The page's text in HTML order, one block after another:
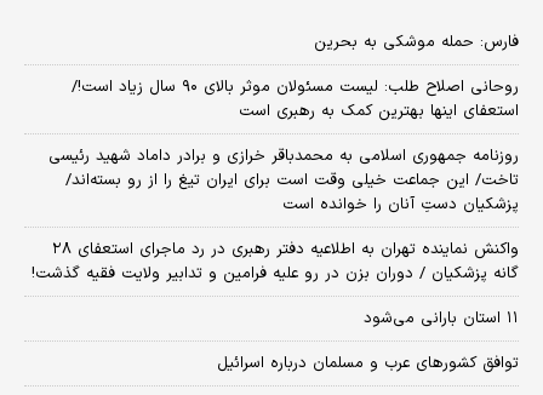
فارس: حمله موشکی به بحرین
روحانی اصلاح طلب: ‌لیست مسئولان موثر بالای ۹۰ سال زیاد است!/
استعفای اینها بهترین کمک به رهبری است
روزنامه جمهوری اسلامی به محمدباقر خرازی و برادر داماد شهید رئیسی
تاخت/ این جماعت خیلی وقت است برای ایران تیغ را از رو بسته‌اند/
پزشکیان دستِ آنان را خوانده است
واکنش نماینده تهران به اطلاعیه دفتر رهبری در رد ماجرای استعفای ۲۸
گانه پزشکیان / دوران بزن در رو علیه فرامین و تدابیر ولایت فقیه گذشت!
۱۱ استان بارانی می‌شود
توافق کشورهای عرب و مسلمان درباره اسرائیل